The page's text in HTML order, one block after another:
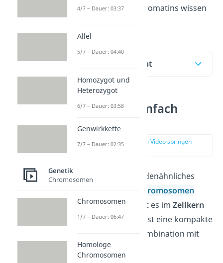
die Funktion des Chromatins wissen
Inhaltsübersicht
Chromatin einfach
erklärt
zur Stelle im Video springen
Chromatin ist ein fadenähnliches
Chromosomen
bestehen. Du findest es imZellkern
von Eukaryoten
. Es ist eine kompakte
in Kombination mit
Proteinen.
4/7 – Dauer: 03:37
Allel
5/7 – Dauer: 04:40
Homozygot und
Heterozygot
6/7 – Dauer: 03:58
Genwirkkette
7/7 – Dauer: 02:35
Genetik
Chromosomen
Chromosomen
1/7 – Dauer: 06:47
Homologe
Chromosomen